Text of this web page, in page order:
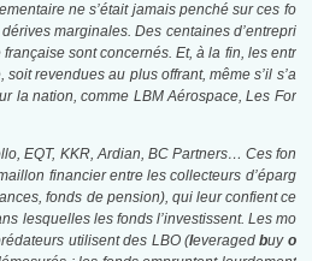
ne s’était jamais penché sur ces fo
marginales. Des centaines d’entrepri
sont concernés. Et, à la fin, les entr
revendues au plus offrant, même s’il s’a
la nation, comme LBM Aérospace, Les For
EQT, KKR, Ardian, BC Partners… Ces fon
financier entre les collecteurs d’éparg
fonds de pension), qui leur confient ce
lesquelles les fonds l’investissent. Les mo
utilisent des LBO (leveragedbuy o